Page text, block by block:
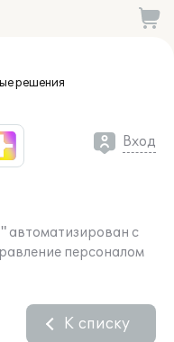
решения
Вход
с
персоналом
К списку